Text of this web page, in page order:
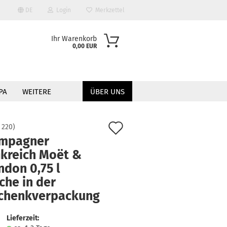
DE Login Merkzettel
Ihr Warenkorb
0,00 EUR
ÜBER UNS
WEITERE
220)
Moët &
0,75 l
in der
Lieferzeit: